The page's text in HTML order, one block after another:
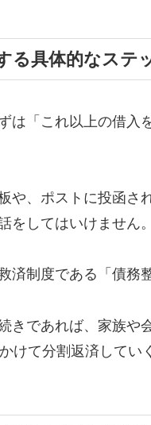
る具体的なステ
は「これ以上の借入
や、ポストに投函さ
をしてはいけません。
制度である「債務
きであれば、家族や
けて分割返済してい